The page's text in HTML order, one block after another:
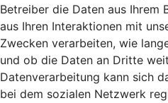
Betreiber die Daten aus Ihrem
aus Ihren Interaktionen mit
Zwecken verarbeiten, wie
und ob die Daten an Dritte
Datenverarbeitung kann sich
bei dem sozialen Netzwerk